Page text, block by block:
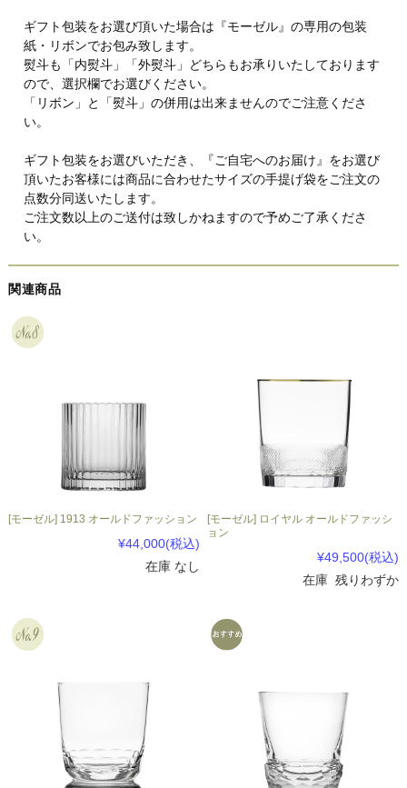
ギフト包装をお選び頂いた場合は『モーゼル』の専用の包装
紙・リボンでお包み致します。
熨斗も「内熨斗」「外熨斗」どちらもお承りいたしております
ので、選択欄でお選びください。
「リボン」と「熨斗」の併用は出来ませんのでご注意くださ
い。
ギフト包装をお選びいただき、『ご自宅へのお届け』をお選び
頂いたお客様には商品に合わせたサイズの手提げ袋をご注文の
点数分同送いたします。
ご注文数以上のご送付は致しかねますので予めご了承くださ
い。
関連商品
[モーゼル] 1913 オールドファッション
¥44,000(税込)
在庫 なし
[モーゼル] ロイヤル オールドファッシ
ョン
¥49,500(税込)
在庫 残りわずか